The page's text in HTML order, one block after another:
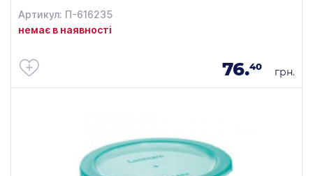
Артикул: П-616235
немає в наявності
76.40 грн.